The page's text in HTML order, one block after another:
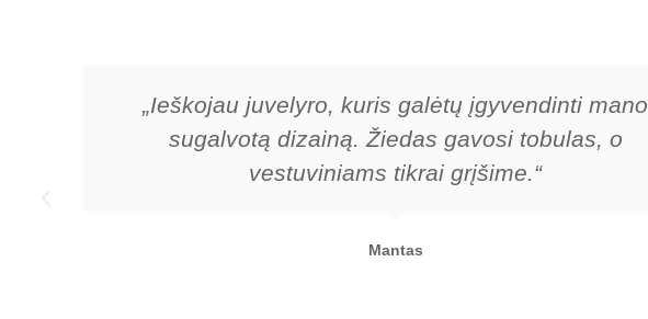
„Ieškojau juvelyro, kuris galėtų įgyvendinti mano
sugalvotą dizainą. Žiedas gavosi tobulas, o
vestuviniams tikrai grįšime.“
Mantas